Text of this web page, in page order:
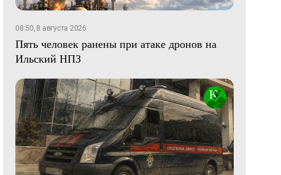
08:50, 8 августа 2026
Пять человек ранены при атаке дронов на
Ильский НПЗ